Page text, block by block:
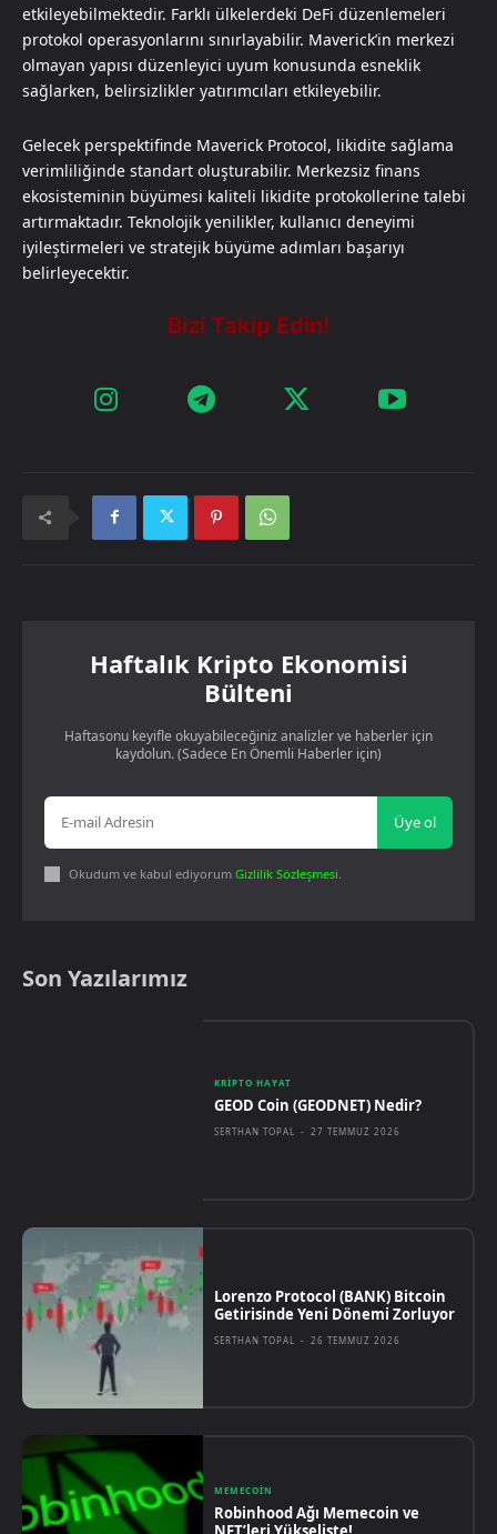
etkileyebilmektedir. Farklı ülkelerdeki DeFi düzenlemeleri
protokol operasyonlarını sınırlayabilir. Maverick’in merkezi
olmayan yapısı düzenleyici uyum konusunda esneklik
sağlarken, belirsizlikler yatırımcıları etkileyebilir.
Gelecek perspektifinde Maverick Protocol, likidite sağlama
verimliliğinde standart oluşturabilir. Merkezsiz finans
ekosisteminin büyümesi kaliteli likidite protokollerine talebi
artırmaktadır. Teknolojik yenilikler, kullanıcı deneyimi
iyileştirmeleri ve stratejik büyüme adımları başarıyı
belirleyecektir.
Haftalık Kripto Ekonomisi
Bülteni
Haftasonu keyifle okuyabileceğiniz analizler ve haberler için
kaydolun. (Sadece En Önemli Haberler için)
Üye ol
Okudum ve kabul ediyorum Gizlilik Sözleşmesi
Son Yazılarımız
KRIPTO HAYAT
GEOD Coin (GEODNET) Nedir?
SERTHAN TOPAL - 27 TEMMUZ 2026
Lorenzo Protocol (BANK) Bitcoin
Getirisinde Yeni Dönemi Zorluyor
SERTHAN TOPAL - 26 TEMMUZ 2026
MEMECOIN
Robinhood Ağı Memecoin ve